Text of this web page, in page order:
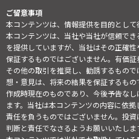
ご留意事項
本コンテンツは、情報提供を目的として
本コンテンツは、当社や当社が信頼で
を提供していますが、当社はその正確
保証するものではございません。有価証
その他の取引を推奨し、勧誘するもの
想・意見は、将来の結果を保証するも
作成時現在のものであり、今後予告な
ます。当社は本コンテンツの内容に依
責任を負うものではございません。投
判断と責任でなさるようお願いいたしま